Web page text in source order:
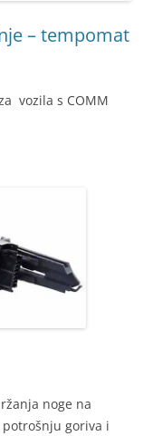
– tempomat
vozila s COMM
noge na
goriva i